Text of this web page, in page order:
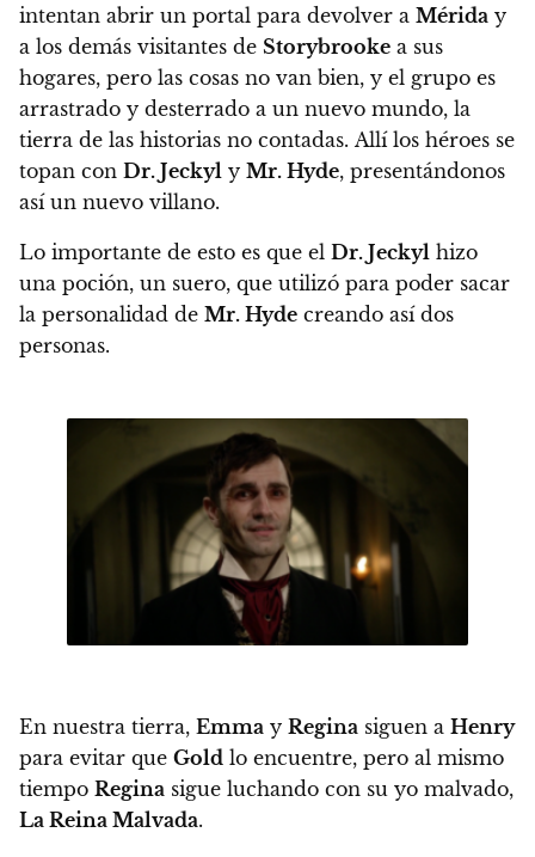
intentan abrir un portal para devolver a Mérida y
a los demás visitantes de Storybrooke a sus
hogares, pero las cosas no van bien, y el grupo es
arrastrado y desterrado a un nuevo mundo, la
tierra de las historias no contadas. Allí los héroes se
topan con Dr. Jeckyl y Mr. Hyde, presentándonos
así un nuevo villano.
Lo importante de esto es que el Dr. Jeckyl hizo
una poción, un suero, que utilizó para poder sacar
la personalidad de Mr. Hyde creando así dos
personas.
En nuestra tierra, Emma y Regina siguen a Henry
para evitar que Gold lo encuentre, pero al mismo
tiempo Regina sigue luchando con su yo malvado,
La Reina Malvada.